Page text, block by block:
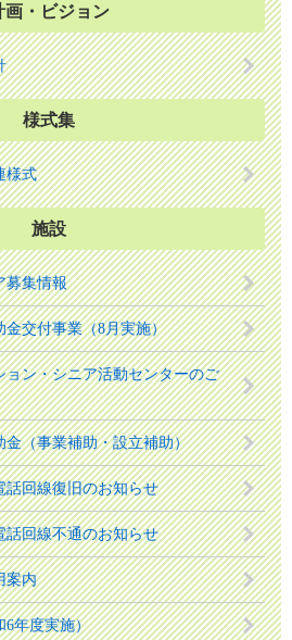
画・ビジョン
様式集
様式
施設
募集情報
金交付事業（8月実施）
ョン・シニア活動センターのご
金（事業補助・設立補助）
回線復旧のお知らせ
回線不通のお知らせ
案内
6年度実施）